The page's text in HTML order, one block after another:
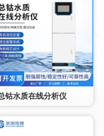
钴水质在线分析仪